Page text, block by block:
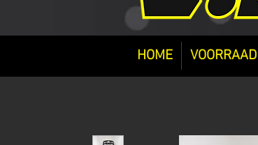
HOME VOORRAAD